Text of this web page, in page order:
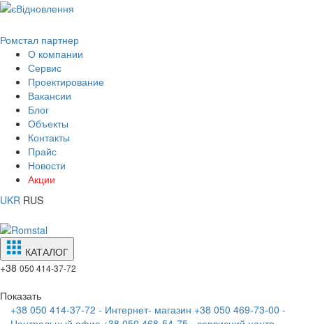
Ромстал партнер
О компании
Сервис
Проектирование
Вакансии
Блог
Объекты
Контакты
Прайс
Новости
Акции
UKR RUS
КАТАЛОГ
+38 050 414-37-72
Показать
+38 050 414-37-72 - Интернет- магазин +38 050 469-73-00 -